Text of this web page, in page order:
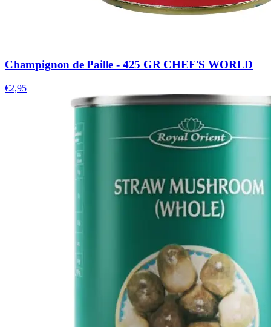
Champignon de Paille - 425 GR CHEF'S WORLD
€2,95